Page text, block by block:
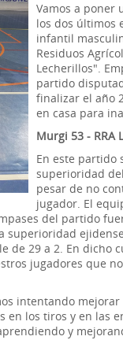
Vamos a poner
los dos últimos
infantil
Residuos
Lecherillos".
partido
finalizar el año
en casa para
Murgi 53 - RRA
En este partido
superioridad
pesar de no
jugador. El
del partido
de 29 a 2. En dicho
jugadores que
intentando
los tiros y en las
y